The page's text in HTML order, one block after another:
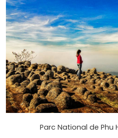
Parc National de Phu